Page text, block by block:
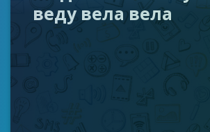
веду вела вела